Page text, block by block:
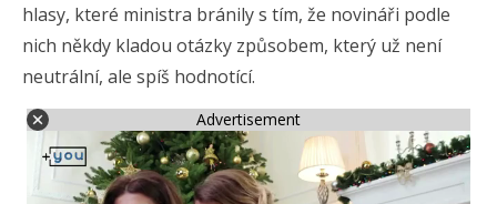
hlasy, které ministra bránily s tím, že novináři podle
nich někdy kladou otázky způsobem, který už není
neutrální, ale spíš hodnotící.
Advertisement